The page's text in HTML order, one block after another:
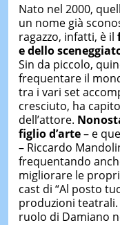
Nato nel 2000,
un nome già
ragazzo, infatti, è il
e dello
Sin da piccolo,
frequentare il
tra i vari set
cresciuto, ha
dell’attore.
figlio d’arte– e
– Riccardo
frequentando
migliorare le
cast di “Al posto
produzioni teatrali.
ruolo di Damiano